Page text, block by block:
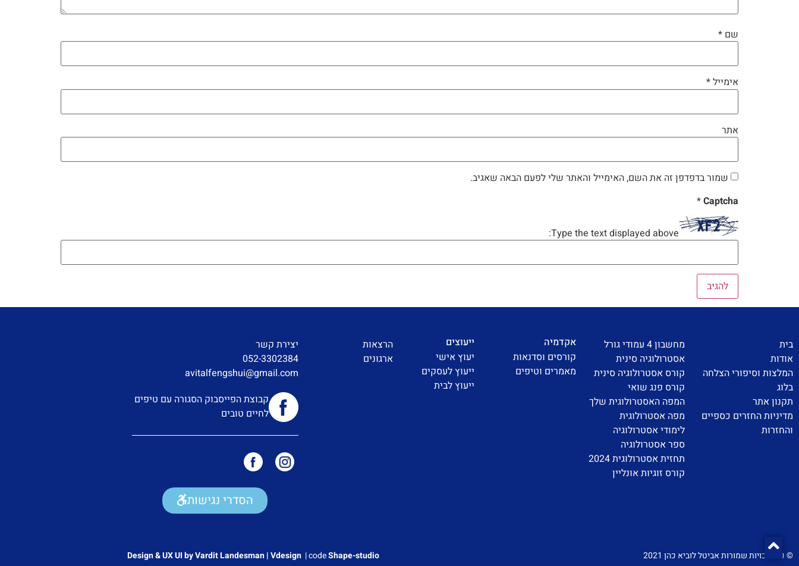
שם *
אימייל*
אתר
שמור בדפדפן זה את השם, האימייל והאתר שלי לפעם הבאה שאגיב.
Captcha
*
Type the text displayed above:
בית
אודות
המלצות וסיפורי הצלחה
בלוג
תקנון אתר
מדיניות החזרים כספיים
והחזרות
מחשבון 4 עמודי גורל
אסטרולוגיה סינית
קורס אסטרולוגיה סינית
קורס פנג שואי
המפה האסטרולוגית שלך
מפה אסטרולוגית
לימודי אסטרולוגיה
ספר אסטרולוגיה
תחזית אסטרולוגית 2024
קורס זוגיות אונליין
אקדמיה
קורסים וסדנאות
מאמרים וטיפים
ייעוצים
יעוץ אישי
ייעוץ לעסקים
ייעוץ לבית
הרצאות
ארגונים
יצירת קשר
052-3302384
avitalfengshui@gmail.com
קבוצת הפייסבוק הסגורה עם טיפים
לחיים טובים
הסדרי נגישות
© כל הזכויות שמורות אביטל לוביא כהן 2021 Design & UX UI by Vardit Landesman | Vdesign |codeShape-studio